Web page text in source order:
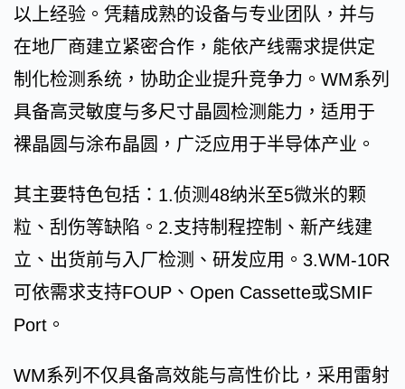
以上经验。凭藉成熟的设备与专业团队，并与
在地厂商建立紧密合作，能依产线需求提供定
制化检测系统，协助企业提升竞争力。WM系列
具备高灵敏度与多尺寸晶圆检测能力，适用于
裸晶圆与涂布晶圆，广泛应用于半导体产业。
其主要特色包括：1.侦测48纳米至5微米的颗
粒、刮伤等缺陷。2.支持制程控制、新产线建
立、出货前与入厂检测、研发应用。3.WM-10R
可依需求支持FOUP、Open Cassette或SMIF
Port。
WM系列不仅具备高效能与高性价比，采用雷射